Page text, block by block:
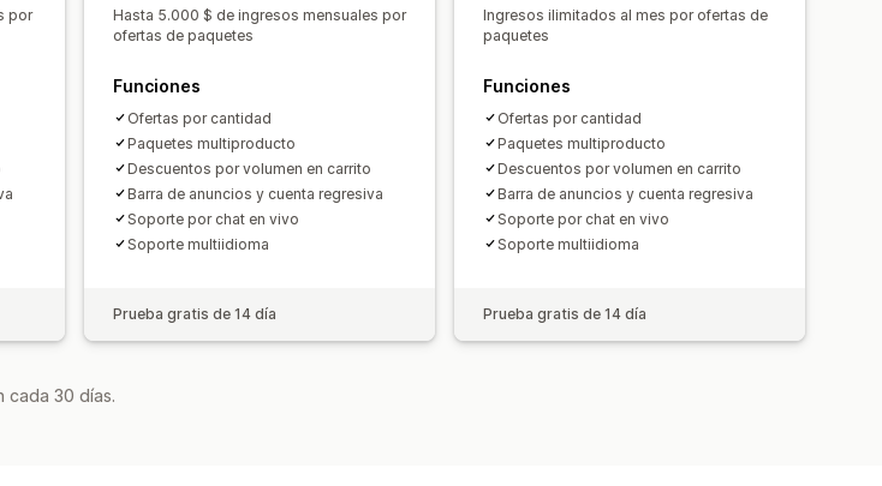
de mayorista Precios dinámicos Personalizar precios
por
Hasta 5.000 $ de ingresos mensuales por
ofertas de paquetes
Funciones
Ofertas por cantidad
Paquetes multiproducto
Descuentos por volumen en carrito
Barra de anuncios y cuenta regresiva
Soporte por chat en vivo
Soporte multiidioma
Prueba gratis de 14 día
Ingresos ilimitados al mes por ofertas de
paquetes
Funciones
Ofertas por cantidad
Paquetes multiproducto
Descuentos por volumen en carrito
Barra de anuncios y cuenta regresiva
Soporte por chat en vivo
Soporte multiidioma
Prueba gratis de 14 día
cada 30 días.